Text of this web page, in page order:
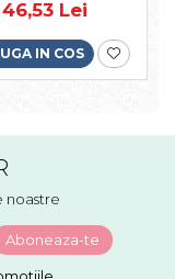
46,53 Lei
IN COS
noastre